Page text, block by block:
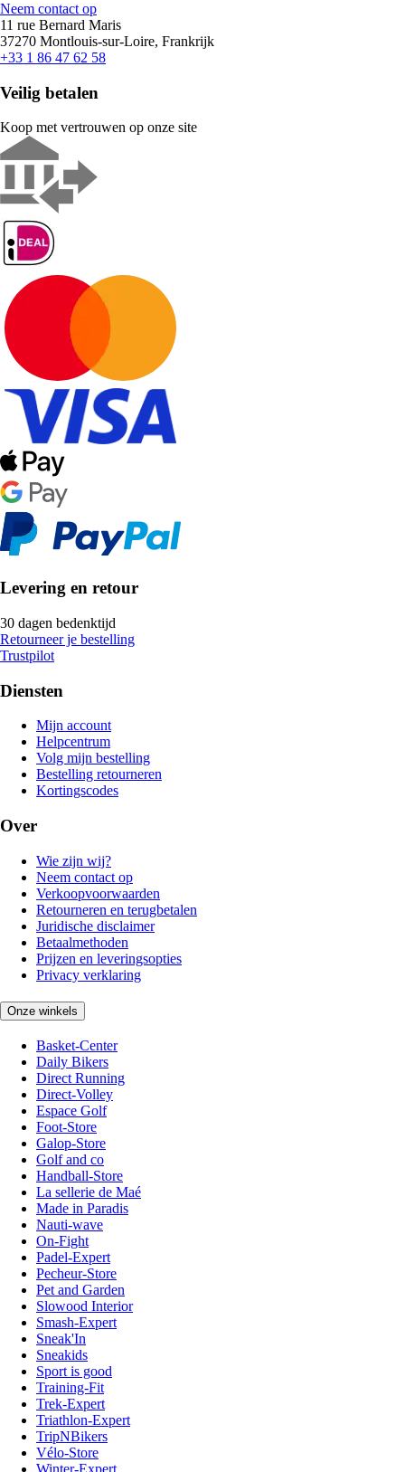
Neem contact op
11 rue Bernard Maris
37270 Montlouis-sur-Loire, Frankrijk
+33 1 86 47 62 58
Veilig betalen
Koop met vertrouwen op onze site
Levering en retour
30 dagen bedenktijd
Retourneer je bestelling
Trustpilot
Diensten
Mijn account
Helpcentrum
Volg mijn bestelling
Bestelling retourneren
Kortingscodes
Over
Wie zijn wij?
Neem contact op
Verkoopvoorwaarden
Retourneren en terugbetalen
Juridische disclaimer
Betaalmethoden
Prijzen en leveringsopties
Privacy verklaring
Onze winkels
Basket-Center
Daily Bikers
Direct Running
Direct-Volley
Espace Golf
Foot-Store
Galop-Store
Golf and co
Handball-Store
La sellerie de Maé
Made in Paradis
Nauti-wave
On-Fight
Padel-Expert
Pecheur-Store
Pet and Garden
Slowood Interior
Smash-Expert
Sneak'In
Sneakids
Sport is good
Training-Fit
Trek-Expert
Triathlon-Expert
TripNBikers
Vélo-Store